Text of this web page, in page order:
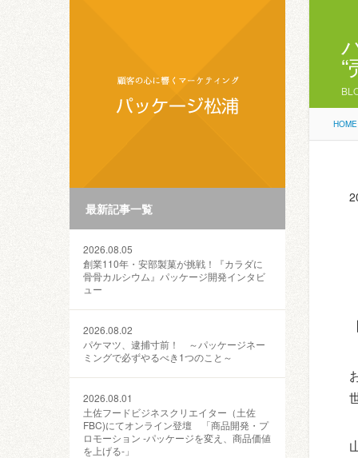
最新記事一覧
2026.08.05
創業110年・安部製菓が挑戦！『カラダに
骨骨カルシウム』パッケージ開発インタビ
ュー
2026.08.02
パケマツ、逮捕寸前！ ～パッケージネー
ミングで必ずやるべき1つのこと～
2026.08.01
土佐フードビジネスクリエイター（土佐
FBC)にてオンライン登壇 「商品開発・プ
ロモーション ‐パッケージを変え、商品価値
を上げる‐」
HOME